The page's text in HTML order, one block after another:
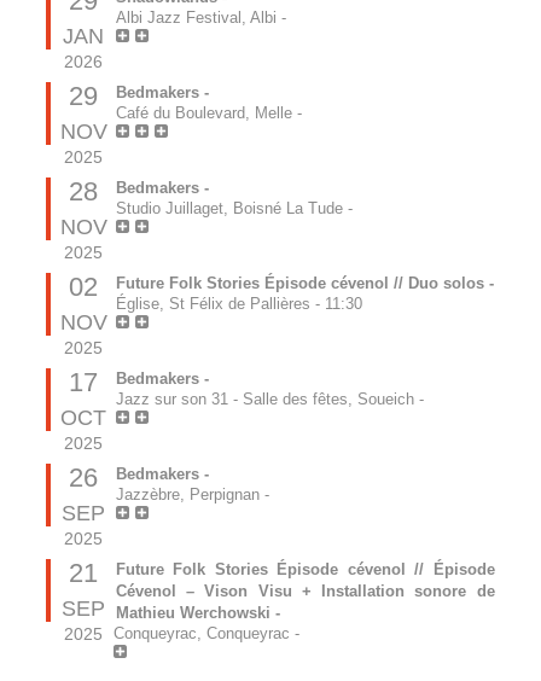
JAN
2026
Albi Jazz Festival, Albi -
29
NOV
2025
Bedmakers -
Café du Boulevard, Melle -
28
NOV
2025
Bedmakers -
Studio Juillaget, Boisné La Tude -
02
NOV
2025
Future Folk Stories Épisode cévenol // Duo solos -
Église, St Félix de Pallières - 11:30
17
OCT
2025
Bedmakers -
Jazz sur son 31 - Salle des fêtes, Soueich -
26
SEP
2025
Bedmakers -
Jazzèbre, Perpignan -
21
SEP
2025
Future Folk Stories Épisode cévenol // Épisode
Cévenol – Vison Visu + Installation sonore de
Mathieu Werchowski -
Conqueyrac, Conqueyrac -